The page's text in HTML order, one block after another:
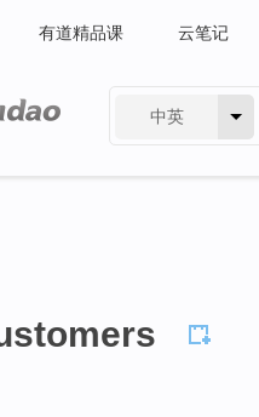
有道精品课 云笔记
中英